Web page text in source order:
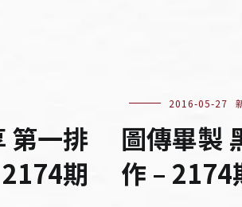
第一排
期
2016-05-27
圖傳畢製
作 – 2174